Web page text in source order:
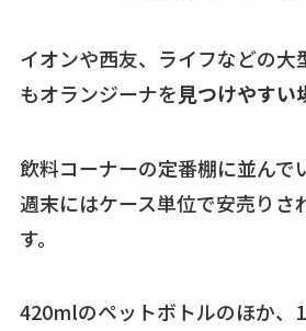
イオンや西友、ライフなどの大
もオランジーナを見つけやすい
飲料コーナーの定番棚に並んで
週末にはケース単位で安売りさ
す。
420mlのペットボトルのほか、